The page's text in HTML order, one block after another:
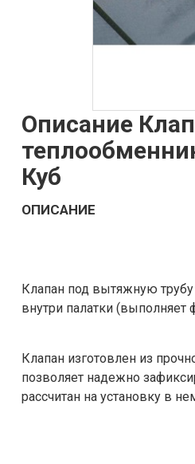
Описание
Куб
ОПИСАНИЕ
Клапан под вытяжную
внутри палатки
Клапан изготовлен из
позволяет надежно
рассчитан на установку в